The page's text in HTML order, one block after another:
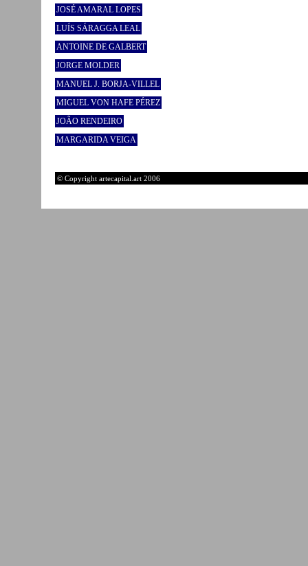
JOSÉ AMARAL LOPES
LUÍS SÁRAGGA LEAL
ANTOINE DE GALBERT
JORGE MOLDER
MANUEL J. BORJA-VILLEL
MIGUEL VON HAFE PÉREZ
JOÃO RENDEIRO
MARGARIDA VEIGA
© Copyright artecapital.art 2006